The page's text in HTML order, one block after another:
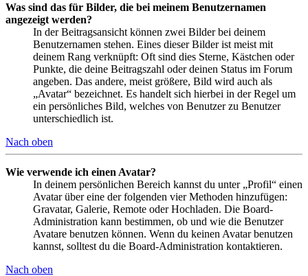
Was sind das für Bilder, die bei meinem Benutzernamen
angezeigt werden?
In der Beitragsansicht können zwei Bilder bei deinem
Benutzernamen stehen. Eines dieser Bilder ist meist mit
deinem Rang verknüpft: Oft sind dies Sterne, Kästchen oder
Punkte, die deine Beitragszahl oder deinen Status im Forum
angeben. Das andere, meist größere, Bild wird auch als
„Avatar“ bezeichnet. Es handelt sich hierbei in der Regel um
ein persönliches Bild, welches von Benutzer zu Benutzer
unterschiedlich ist.
Nach oben
Wie verwende ich einen Avatar?
In deinem persönlichen Bereich kannst du unter „Profil“ einen
Avatar über eine der folgenden vier Methoden hinzufügen:
Gravatar, Galerie, Remote oder Hochladen. Die Board-
Administration kann bestimmen, ob und wie die Benutzer
Avatare benutzen können. Wenn du keinen Avatar benutzen
kannst, solltest du die Board-Administration kontaktieren.
Nach oben